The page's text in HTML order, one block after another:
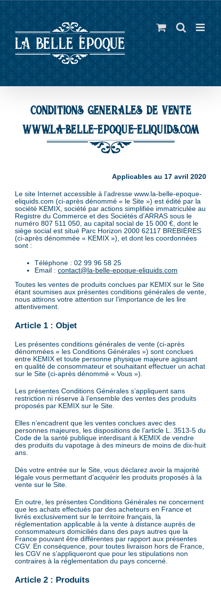
Skip
to
conditions generales de vente
www.la-belle-epoque-eliquids.com
Applicables au 17 avril 2020
Le site Internet accessible à l’adresse www.la-belle-epoque-
eliquids.com (ci-après dénommé « le Site ») est édité par la
société KEMIX, société par actions simplifiée immatriculée au
Registre du Commerce et des Sociétés d’ARRAS sous le
numéro 807 511 050, au capital social de 15 000 €, dont le
siège social est situé Parc Horizon 2000 62117 BREBIÈRES
(ci-après dénommée « KEMIX »), et dont les coordonnées
sont :
Téléphone : 02 99 96 58 25
Email : contact@la-belle-epoque-eliquids.com
Toutes les ventes de produits conclues par KEMIX sur le Site
étant soumises aux présentes conditions générales de vente,
nous attirons votre attention sur l’importance de les lire
attentivement.
Article 1 : Objet
Les présentes conditions générales de vente (ci-après
dénommées « les Conditions Générales ») sont conclues
entre KEMIX et toute personne physique majeure agissant
en qualité de consommateur et souhaitant effectuer un achat
sur le Site (ci-après dénommé « Vous »).
Les présentes Conditions Générales s’appliquent sans
restriction ni réserve à l’ensemble des ventes des produits
proposés par KEMIX sur le Site.
Elles n’encadrent que les ventes conclues avec des
personnes majeures, les dispositions de l’article L. 3513-5 du
Code de la santé publique interdisant à KEMIX de vendre
des produits du vapotage à des mineurs de moins de dix-huit
ans.
Dès votre entrée sur le Site, vous déclarez avoir la majorité
légale vous permettant d’acquérir les produits proposés à la
vente sur le Site.
En outre, les présentes Conditions Générales ne concernent
que les achats effectués par des acheteurs en France et
livrés exclusivement sur le territoire français, la
réglementation applicable à la vente à distance auprès de
consommateurs domiciliés dans des pays autres que la
France pouvant être différentes par rapport aux présentes
CGV. En conséquence, pour toutes livraison hors de France,
les CGV ne s’appliqueront que pour les stipulations non
contraires à la réglementation du pays concerné.
Article 2 : Produits